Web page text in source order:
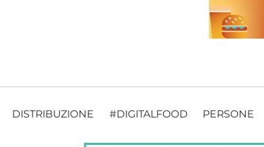
DISTRIBUZIONE #DIGITALFOOD PERSONE